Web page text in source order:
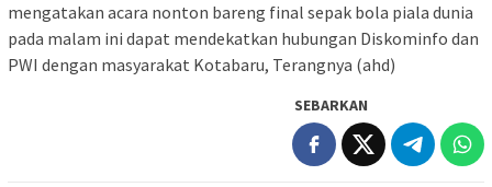
mengatakan acara nonton bareng final sepak bola piala dunia
pada malam ini dapat mendekatkan hubungan Diskominfo dan
PWI dengan masyarakat Kotabaru, Terangnya (ahd)
SEBARKAN